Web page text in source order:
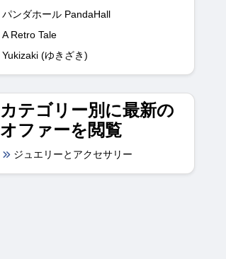
パンダホール PandaHall
A Retro Tale
Yukizaki (ゆきざき)
カテゴリー別に最新の
オファーを閲覧
ジュエリーとアクセサリー